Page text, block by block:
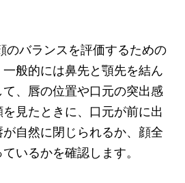
のバランスを評価するための
般的には鼻先と顎先を結ん
、唇の位置や口元の突出感
見たときに、口元が前に出
自然に閉じられるか、顔全
いるかを確認します。